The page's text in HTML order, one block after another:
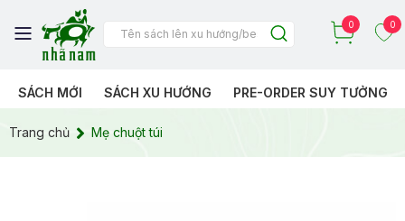
0 0
SÁCH MỚI SÁCH XU HƯỚNG PRE-ORDER SUY TƯỞNG
Trang chủ Mẹ chuột túi